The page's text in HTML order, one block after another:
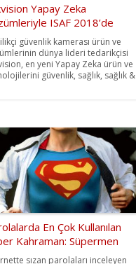
Yapay Zeka
ISAF 2018’de
güvenlik kamerası ürün ve
dünya lideri tedarikçisi
en yeni Yapay Zeka ürün ve
güvenlik, sağlık, sağlık &
En Çok Kullanılan
Kahraman: Süpermen
sızan parolaları inceleyen